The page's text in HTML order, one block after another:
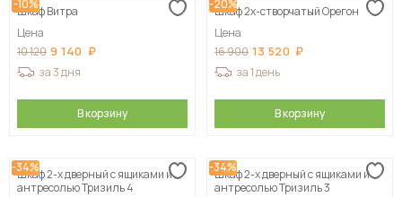
-10%
Шкаф Витра
Цена
10 120 9 140
за 3 дня
В корзину
-20%
Шкаф 2х-створчатый Орегон
Цена
16 900 13 520
за 1 день
В корзину
-34%
Шкаф 2-х дверный с ящиками и
антресолью Тризиль 4
-34%
Шкаф 2-х дверный с ящиками и
антресолью Тризиль 3